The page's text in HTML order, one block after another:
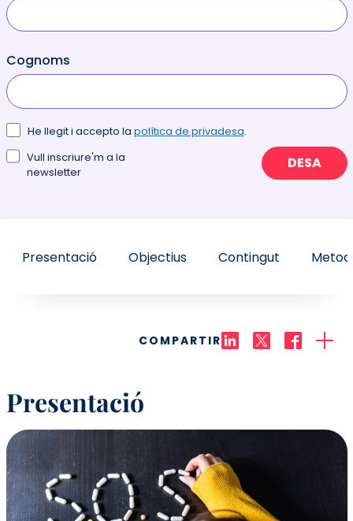
Cognoms
He llegit i accepto la política de privadesa.
Vull inscriure'm a la
newsletter
DESA
Presentació Objectius Contingut
COMPARTIR
Presentació